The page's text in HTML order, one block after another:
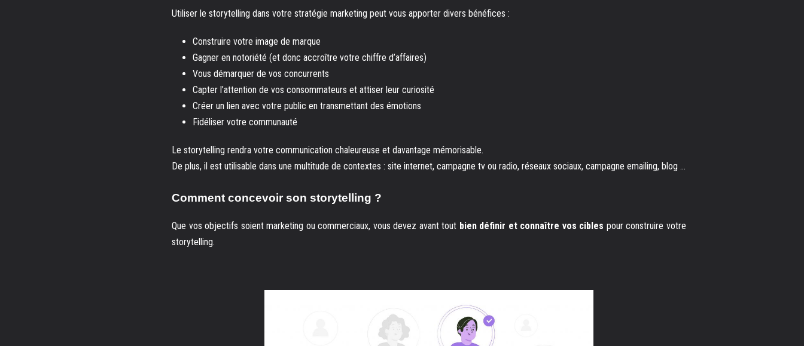
Utiliser le storytelling dans votre stratégie marketing peut vous apporter divers bénéfices :
Construire votre image de marque
Gagner en notoriété (et donc accroître votre chiffre d’affaires)
Vous démarquer de vos concurrents
Capter l’attention de vos consommateurs et attiser leur curiosité
Créer un lien avec votre public en transmettant des émotions
Fidéliser votre communauté
Le storytelling rendra votre communication chaleureuse et davantage mémorisable.
De plus, il est utilisable dans une multitude de contextes : site internet, campagne tv ou radio, réseaux sociaux, campagne emailing, blog …
Comment concevoir son storytelling ?
Que vos objectifs soient marketing ou commerciaux, vous devez avant tout bien définir et connaître vos cibles pour construire votre
storytelling.